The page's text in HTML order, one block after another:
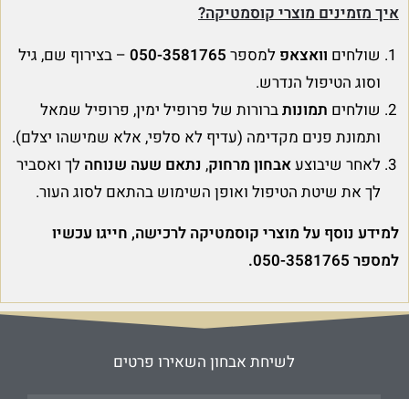
איך מזמינים מוצרי קוסמטיקה?
שולחים וואצאפ למספר 050-3581765 – בצירוף שם, גיל
וסוג הטיפול הנדרש.
שולחים תמונותברורות של פרופיל ימין, פרופיל שמאל
ותמונת פנים מקדימה (עדיף לא סלפי, אלא שמישהו יצלם).
לאחר שיבוצעאבחון מרחוק, נתאם שעה שנוחה לך ואסביר
לך את שיטת הטיפול ואופן השימוש בהתאם לסוג העור.
למידע נוסף על מוצרי קוסמטיקה לרכישה, חייגו עכשיו
למספר 050-3581765.
לשיחת אבחון השאירו פרטים